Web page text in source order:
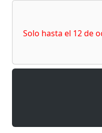
Solo hasta el 12 de